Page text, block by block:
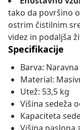
tako da površino
ostrim čistilnim
videz in podaljša
Specifikacije
Barva:
Material:
Utež: 53,5 kg
Višina sedeža
Kapaciteta